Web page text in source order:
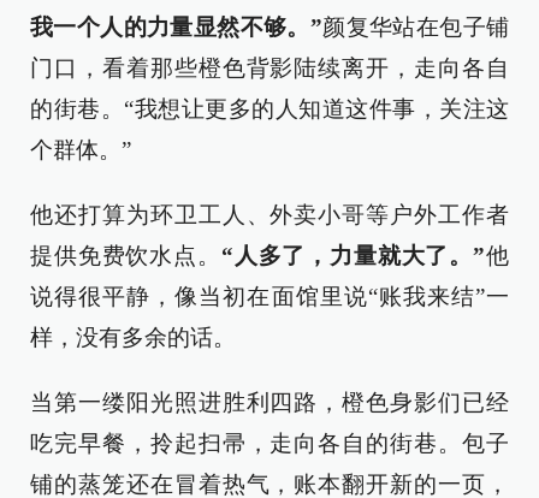
我一个人的力量显然不够。”颜复华站在包子铺
门口，看着那些橙色背影陆续离开，走向各自
的街巷。“我想让更多的人知道这件事，关注这
个群体。”
他还打算为环卫工人、外卖小哥等户外工作者
提供免费饮水点。 “人多了，力量就大了。”他
说得很平静，像当初在面馆里说“账我来结”一
样，没有多余的话。
当第一缕阳光照进胜利四路，橙色身影们已经
吃完早餐，拎起扫帚，走向各自的街巷。包子
铺的蒸笼还在冒着热气，账本翻开新的一页，